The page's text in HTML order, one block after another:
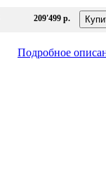
209'499 р.
Подробное